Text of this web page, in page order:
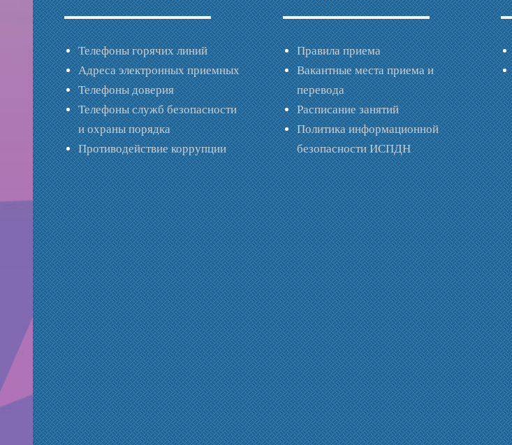
Телефоны горячих линий
Адреса электронных приемных
Телефоны доверия
Телефоны служб безопасности
и охраны порядка
Противодействие коррупции
Правила приема
Вакантные места приема и
перевода
Расписание занятий
Политика информационной
безопасности ИСПДН